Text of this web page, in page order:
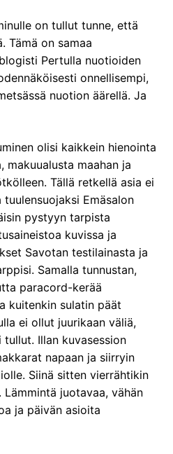
on tullut tunne, että
Tämä on samaa
Pertulla nuotioiden
onnellisempi,
nuotion äärellä. Ja
olisi kaikkein hienointa
makuualusta maahan ja
Tällä retkellä asia ei
Emäsalon
pystyyn tarpista
kuvissa ja
Savotan testilainasta ja
Samalla tunnustan,
paracord-kerää
kuitenkin sulatin päät
ei ollut juurikaan väliä,
Illan kuvasession
napaan ja siirryin
Siinä sitten vierrähtikin
juotavaa, vähän
ja päivän asioita